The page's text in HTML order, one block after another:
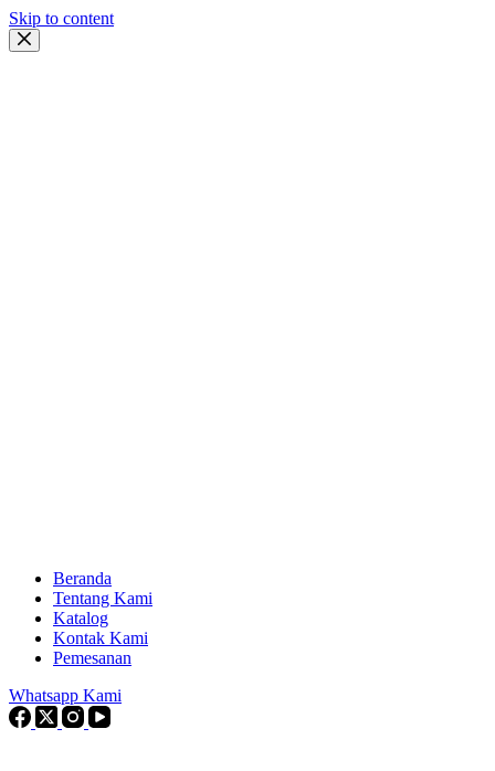
Skip to content
Beranda
Tentang Kami
Katalog
Kontak Kami
Pemesanan
Whatsapp Kami